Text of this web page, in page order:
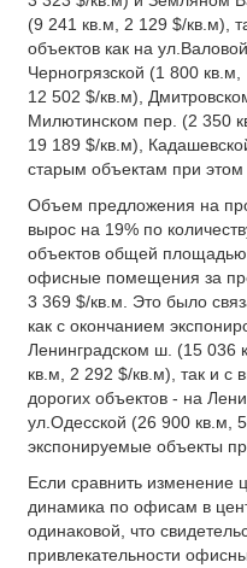
(9 241 кв.м, 2 129 $/кв.м),
объектов как на
Черногрязской (1 800
12 502 $/кв.м),
Милютинском пер. (2 350
19 189 $/кв.м),
старым объектам при этом
Объем предложения на
вырос на 19% по
объектов общей
офисные помещения за
3 369 $/кв.м. Это было
как с окончанием
Ленинградском ш. (15 036
кв.м, 2 292 $/кв.м), так и с
дорогих объектов - на
ул.Одесской (26 900 кв.м,
экспонируемые объекты
Если сравнить изменение
динамика по офисам в
одинаковой, что
привлекательности